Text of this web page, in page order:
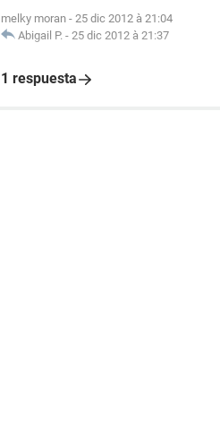
melky moran - 25 dic 2012 à 21:04
Abigail P. - 25 dic 2012 à 21:37
1 respuesta